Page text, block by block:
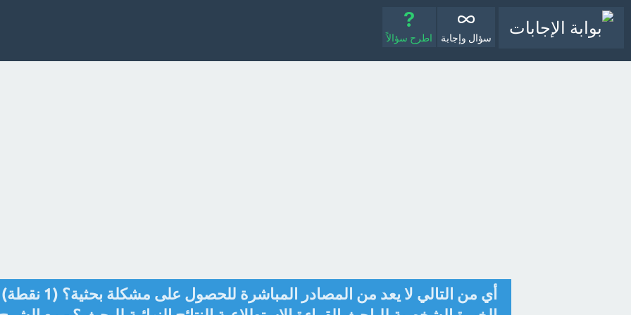
سؤال وإجابة اطرح سؤالاً
أي من التالي لا يعد من المصادر المباشرة للحصول على مشكلة بحثية؟ (1 نقطة)